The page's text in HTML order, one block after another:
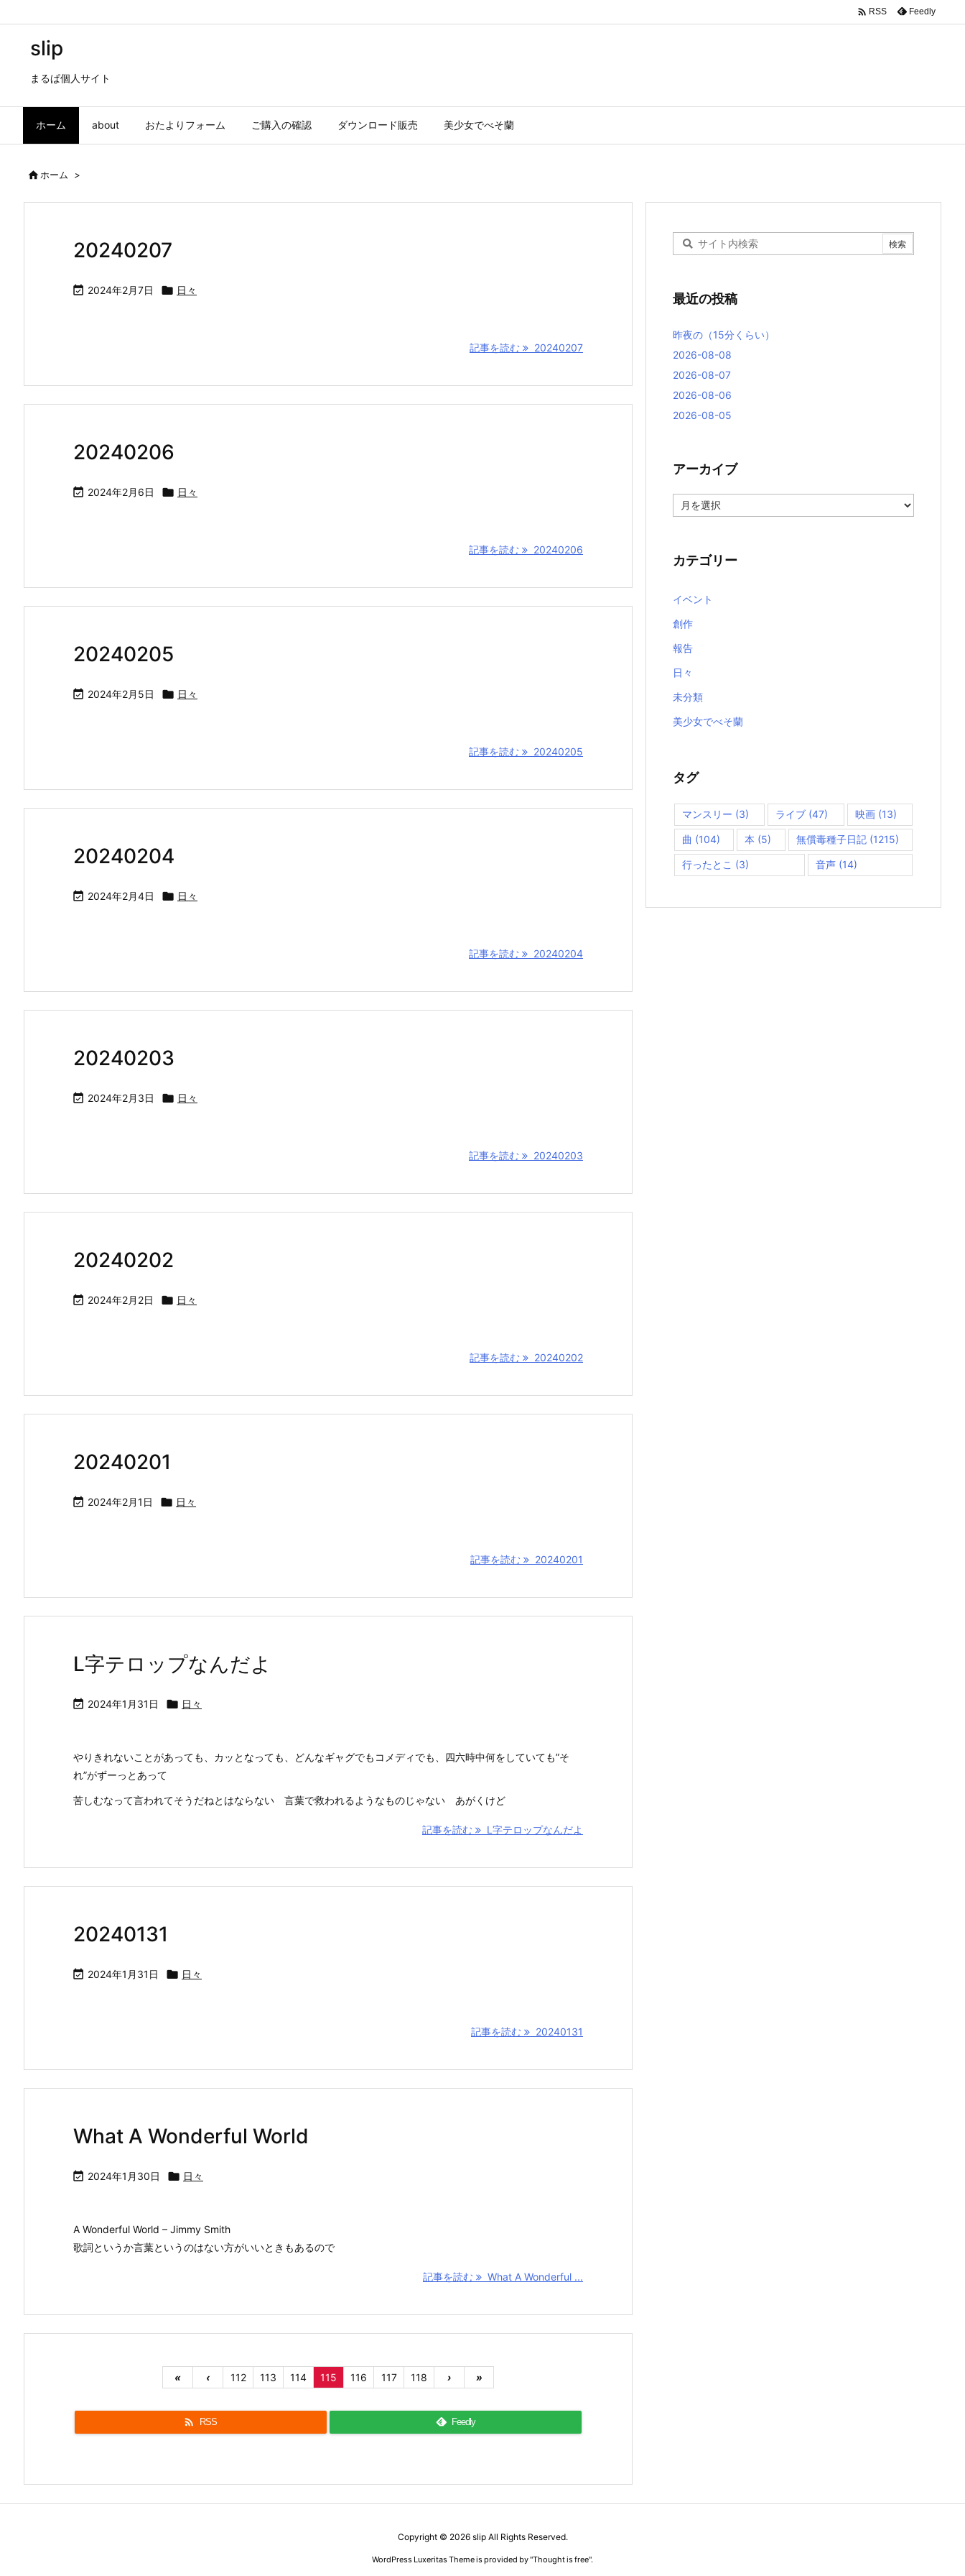
slip
まるぱ個人サイト
ホーム about おたよりフォーム ご購入の確認 ダウンロード販売 美少女でべそ蘭
 RSS Feedly
ホーム >
20240207
 2024年2月7日  日々
記事を読む 20240207
20240206
 2024年2月6日  日々
記事を読む 20240206
20240205
 2024年2月5日  日々
記事を読む 20240205
20240204
 2024年2月4日  日々
記事を読む 20240204
20240203
 2024年2月3日  日々
記事を読む 20240203
20240202
 2024年2月2日  日々
記事を読む 20240202
20240201
 2024年2月1日  日々
記事を読む 20240201
L字テロップなんだよ
 2024年1月31日  日々
やりきれないことがあっても、カッとなっても、どんなギャグでもコメディでも、四六時中何をしていても”そ
れ”がずーっとあって
苦しむなって言われてそうだねとはならない 言葉で救われるようなものじゃない あがくけど
記事を読む L字テロップなんだよ
20240131
 2024年1月31日  日々
記事を読む 20240131
What A Wonderful World
 2024年1月30日  日々
A Wonderful World – Jimmy Smith
歌詞というか言葉というのはない方がいいときもあるので
記事を読む What A Wonderful ...
« ‹ 112 113 114 115 116 117 118 › »
 RSS Feedly
最近の投稿
昨夜の（15分くらい）
2026-08-08
2026-08-07
2026-08-06
2026-08-05
アーカイブ
ー
ブ
カテゴリー
イベント
創作
報告
日々
未分類
美少女でべそ蘭
タグ
マンスリー (3) ライブ (47) 映画(13)
曲 (104) 本 (5) 無償毒種子日記(1215)
行ったとこ (3) 音声(14)
Copyright © 2026 slipAll Rights Reserved.
WordPress Luxeritas Theme is provided by "Thought is free".